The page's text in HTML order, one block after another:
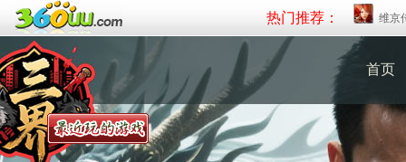
热门推荐： 维京
首页